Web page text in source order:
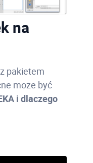
na
pakietem
może być
i dlaczego